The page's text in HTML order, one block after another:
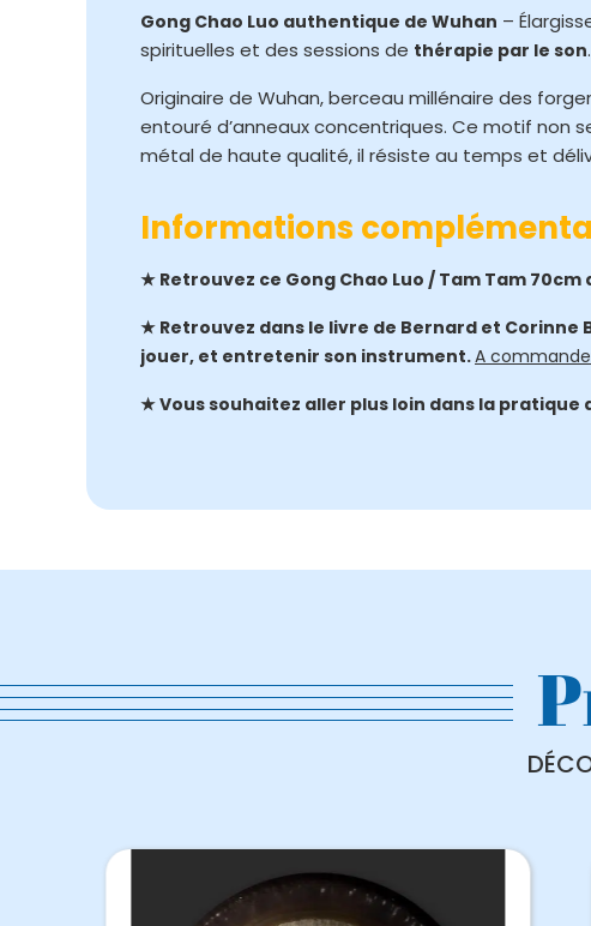
Gong Chao Luo authentique de Wuhan –
spirituelles et des sessions de thérapie par le son.
Originaire de Wuhan, berceau millénaire des
entouré d’anneaux concentriques. Ce motif non
métal de haute qualité, il résiste au temps et
Informations
★ Retrouvez ce Gong Chao Luo / Tam Tam
★ Retrouvez dans le livre de Bernard et
jouer, et entretenir son instrument.A
★ Vous souhaitez aller plus loin dans la